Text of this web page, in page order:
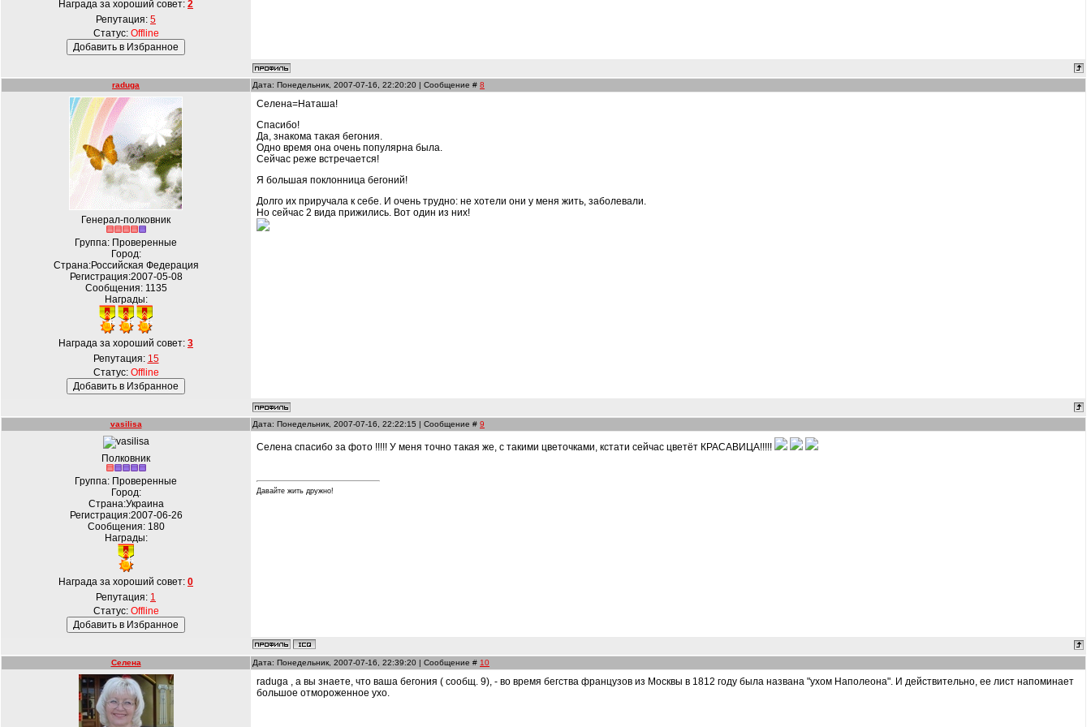
Награда за хороший совет: 2
Репутация: 5
Статус: Offline
raduga Дата: Понедельник, 2007-07-16, 22:20:20 | Сообщение # 8
Генерал-полковник
Группа: Проверенные
Город:
Страна:Российская Федерация
Регистрация:2007-05-08
Сообщения: 1135
Награды:
Награда за хороший совет: 3
Репутация: 15
Статус: Offline
Селена=Наташа!
Спасибо!
Да, знакома такая бегония.
Одно время она очень популярна была.
Сейчас реже встречается!
Я большая поклонница бегоний!
Долго их приручала к себе. И очень трудно: не хотели они у меня жить, заболевали.
Но сейчас 2 вида прижились. Вот один из них!
vasilisa Дата: Понедельник, 2007-07-16, 22:22:15 | Сообщение # 9
Полковник
Группа: Проверенные
Город:
Страна:Украина
Регистрация:2007-06-26
Сообщения: 180
Награды:
Награда за хороший совет: 0
Репутация: 1
Статус: Offline
Cелена спасибо за фото !!!!! У меня точно такая же, с такими цветочками, кстати сейчас цветёт КРАСАВИЦА!!!!!
Давайте жить дружно!
Селена Дата: Понедельник, 2007-07-16, 22:39:20 | Сообщение # 10
raduga , а вы знаете, что ваша бегония ( сообщ. 9), - во время бегства французов из Москвы в 1812 году была названа "ухом Наполеона". И действительно, ее лист напоминает
большое отмороженное ухо.